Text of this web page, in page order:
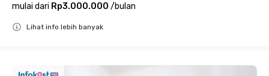
mulai dari Rp3.000.000 /bulan
Lihat info lebih banyak